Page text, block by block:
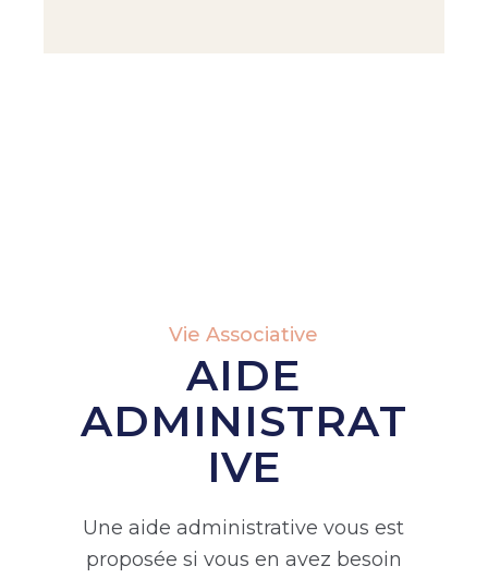
Vie Associative
AIDE
ADMINISTRAT
IVE
Une aide administrative vous est
proposée si vous en avez besoin